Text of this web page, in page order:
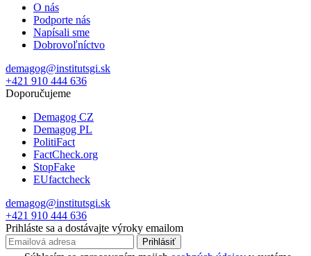
O nás
Podporte nás
Napísali sme
Dobrovoľníctvo
demagog@institutsgi.sk
+421 910 444 636
Doporučujeme
Demagog CZ
Demagog PL
PolitiFact
FactCheck.org
StopFake
EUfactcheck
demagog@institutsgi.sk
+421 910 444 636
Prihláste sa a dostávajte výroky emailom
Prihlásiť